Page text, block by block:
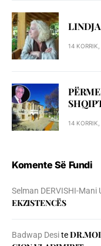
14
14
Komente Së Fundi
Selman DERVISHI-Mani
EKZISTENCЁS
Badwap Desite